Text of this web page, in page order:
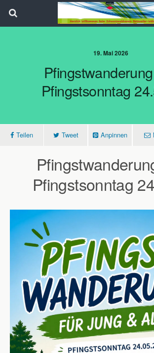
19. Mai 2026
Pfingstsonntag
Teilen Tweet Anpinnen
Pfingstsonntag